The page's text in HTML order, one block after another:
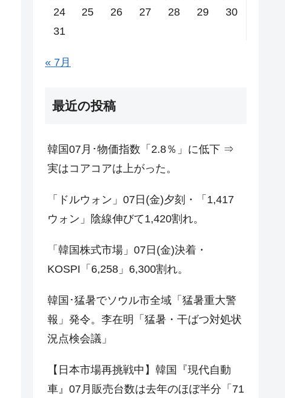
24
25 26 27 28 29
30
31
« 7月
最近の投稿
韓国07月･物価指数「2.8％」に低下 ⇒
実はコアコアは上がった。
「ドルウォン」07日(金)夕刻・「1,417
ウォン」陰線伸びて1,420割れ。
「韓国株式市場」07日(金)決着・
KOSPI「6,258」6,300割れ。
韓国･猛暑でソウル市全域「猛暑重大警
報」発令。李在明「猛暑・干ばつ対処状
況点検会議」
【日本市場再挑戦中】韓国『現代自動
車』07月販売台数は去年のほぼ半分「71